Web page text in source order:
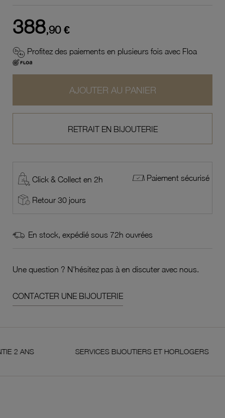
388,90 €
Profitez des paiements en plusieurs fois avec Floa
AJOUTER AU PANIER
RETRAIT EN BIJOUTERIE
Click & Collect en 2h Paiement sécurisé
Retour 30 jours
En stock, expédié sous 72h ouvrées
Une question ? N'hésitez pas à en discuter avec nous.
CONTACTER UNE BIJOUTERIE
SERVICES BIJOUTIERS ET HORLOGERS